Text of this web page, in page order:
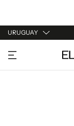
URUGUAY
URUGUAY
ARGENTINA